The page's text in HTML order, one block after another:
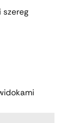
szereg